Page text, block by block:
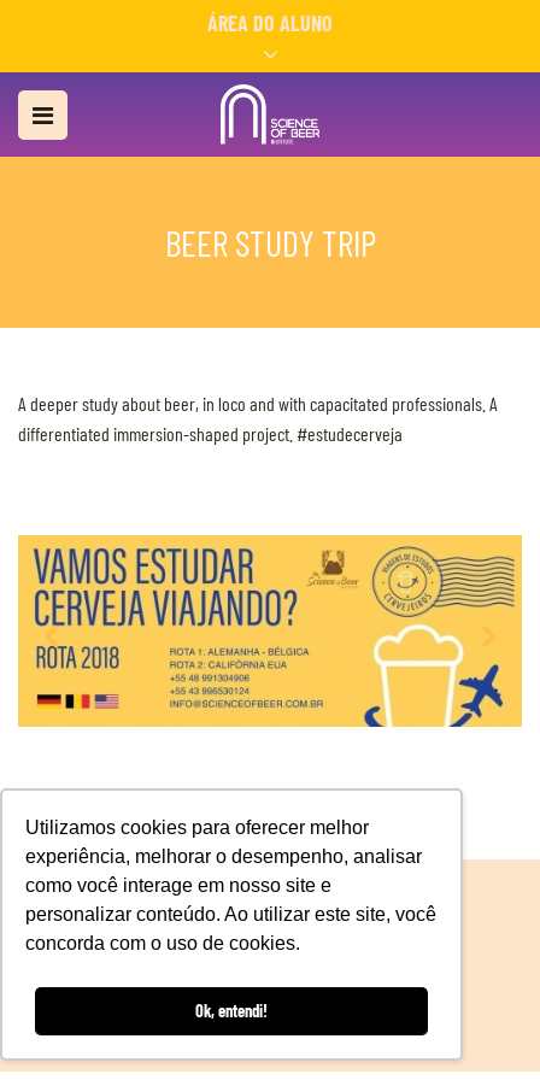
Utilizamos cookies para oferecer melhor
experiência, melhorar o desempenho, analisar
como você interage em nosso site e
personalizar conteúdo. Ao utilizar este site, você
concorda com o uso de cookies.
Ok, entendi!
ÁREA DO ALUNO
BEER STUDY TRIP
A deeper study about beer, in loco and with capacitated professionals. A
differentiated immersion-shaped project. #estudecerveja
INSTAGRAM